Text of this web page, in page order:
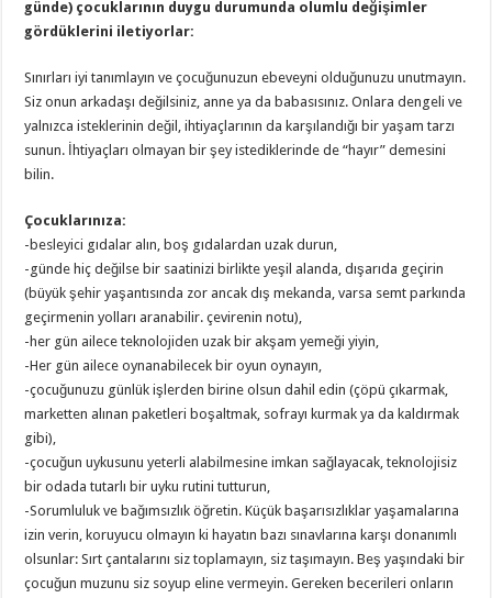
günde) çocuklarının duygu durumunda olumlu değişimler
gördüklerini iletiyorlar:
Sınırları iyi tanımlayın ve çocuğunuzun ebeveyni olduğunuzu unutmayın.
Siz onun arkadaşı değilsiniz, anne ya da babasısınız. Onlara dengeli ve
yalnızca isteklerinin değil, ihtiyaçlarının da karşılandığı bir yaşam tarzı
sunun. İhtiyaçları olmayan bir şey istediklerinde de “hayır” demesini
bilin.
Çocuklarınıza:
-besleyici gıdalar alın, boş gıdalardan uzak durun,
-günde hiç değilse bir saatinizi birlikte yeşil alanda, dışarıda geçirin
(büyük şehir yaşantısında zor ancak dış mekanda, varsa semt parkında
geçirmenin yolları aranabilir. çevirenin notu),
-her gün ailece teknolojiden uzak bir akşam yemeği yiyin,
-Her gün ailece oynanabilecek bir oyun oynayın,
-çocuğunuzu günlük işlerden birine olsun dahil edin (çöpü çıkarmak,
marketten alınan paketleri boşaltmak, sofrayı kurmak ya da kaldırmak
gibi),
-çocuğun uykusunu yeterli alabilmesine imkan sağlayacak, teknolojisiz
bir odada tutarlı bir uyku rutini tutturun,
-Sorumluluk ve bağımsızlık öğretin. Küçük başarısızlıklar yaşamalarına
izin verin, koruyucu olmayın ki hayatın bazı sınavlarına karşı donanımlı
olsunlar: Sırt çantalarını siz toplamayın, siz taşımayın. Beş yaşındaki bir
çocuğun muzunu siz soyup eline vermeyin. Gereken becerileri onların